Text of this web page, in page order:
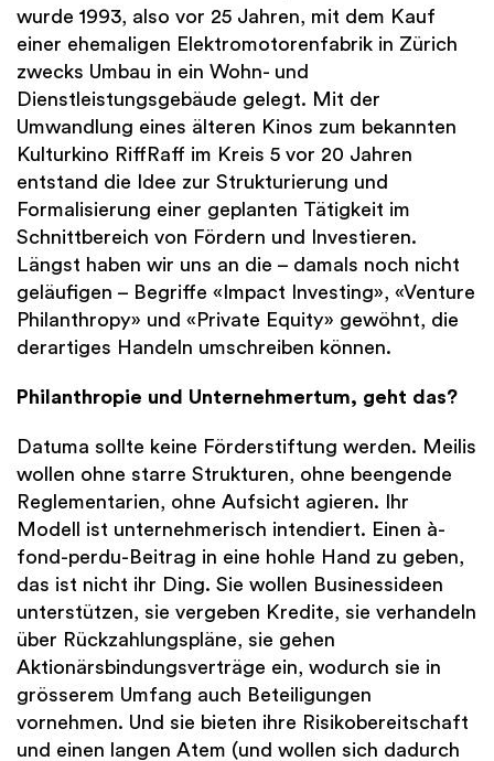
wurde 1993, also vor 25 Jahren, mit dem Kauf
einer ehemaligen Elektromotorenfabrik in Zürich
zwecks Umbau in ein Wohn- und
Dienstleistungsgebäude gelegt. Mit der
Umwandlung eines älteren Kinos zum bekannten
Kulturkino RiffRaff im Kreis 5 vor 20 Jahren
entstand die Idee zur Strukturierung und
Formalisierung einer geplanten Tätigkeit im
Schnittbereich von Fördern und Investieren.
Längst haben wir uns an die – damals noch nicht
geläufigen – Begriffe «Impact Investing», «Venture
Philanthropy» und «Private Equity» gewöhnt, die
derartiges Handeln umschreiben können.
Philanthropie und Unternehmertum, geht das?
Datuma sollte keine Förderstiftung werden. Meilis
wollen ohne starre Strukturen, ohne beengende
Reglementarien, ohne Aufsicht agieren. Ihr
Modell ist unternehmerisch intendiert. Einen à-
fond-perdu-Beitrag in eine hohle Hand zu geben,
das ist nicht ihr Ding. Sie wollen Businessideen
unterstützen, sie vergeben Kredite, sie verhandeln
über Rückzahlungspläne, sie gehen
Aktionärsbindungsverträge ein, wodurch sie in
grösserem Umfang auch Beteiligungen
vornehmen. Und sie bieten ihre Risikobereitschaft
und einen langen Atem (und wollen sich dadurch